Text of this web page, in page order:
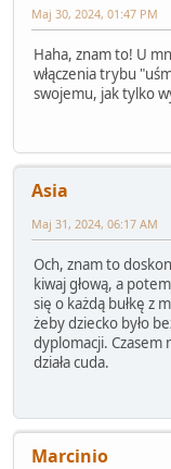
Maj 30, 2024, 01:47 PM
Haha, znam to! U
włączenia trybu
swojemu, jak tylko
Asia
Maj 31, 2024, 06:17 AM
Och, znam to
kiwaj głową, a
się o każdą bułkę z
żeby dziecko było
dyplomacji. Czasem
działa cuda.
Marcinio